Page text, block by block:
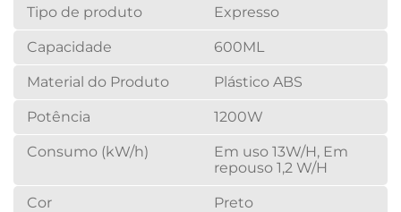
Tipo de produto Expresso
Capacidade 600ML
Material do Produto Plástico ABS
Potência 1200W
Consumo (kW/h)
Em uso 13W/H, Em
repouso 1,2 W/H
Cor Preto